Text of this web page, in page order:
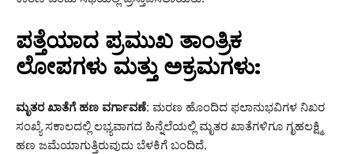
ಪತ್ತೆಯಾದ ಪ್ರಮುಖ ತಾಂತ್ರಿಕ
ಲೋಪಗಳು ಮತ್ತು ಅಕ್ರಮಗಳು:
ಮೃತರ ಖಾತೆಗೆ ಹಣ ವರ್ಗಾವಣೆ: ಮರಣ ಹೊಂದಿದ ಫಲಾನುಭವಿಗಳ ನಿಖರ
ಸಂಖ್ಯೆ ಸಕಾಲದಲ್ಲಿ ಲಭ್ಯವಾಗದ ಹಿನ್ನೆಲೆಯಲ್ಲಿ ಮೃತರ ಖಾತೆಗಳಿಗೂ ಗೃಹಲಕ್ಷ್ಮಿ
ಹಣ ಜಮೆಯಾಗುತ್ತಿರುವುದು ಬೆಳಕಿಗೆ ಬಂದಿದೆ.